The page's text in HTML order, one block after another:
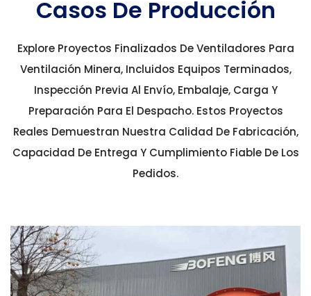
Casos De Producción
Explore Proyectos Finalizados De Ventiladores Para
Ventilación Minera, Incluidos Equipos Terminados,
Inspección Previa Al Envío, Embalaje, Carga Y
Preparación Para El Despacho. Estos Proyectos
Reales Demuestran Nuestra Calidad De Fabricación,
Capacidad De Entrega Y Cumplimiento Fiable De Los
Pedidos.